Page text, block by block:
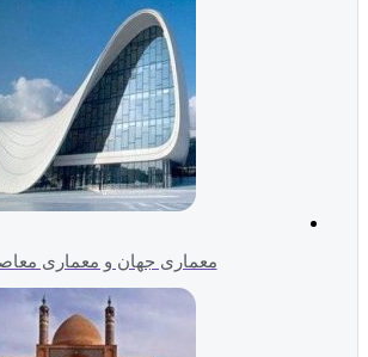
معماری جهان و معماری معاصر(170)